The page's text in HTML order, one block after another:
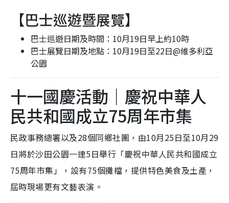
【巴士巡遊暨展覽】
巴士巡遊日期及時間：10月19日早上約10時
巴士展覽日期及地點：10月19日至22日@維多利亞
公園
十一國慶活動｜慶祝中華人
民共和國成立75周年市集
民政事務總署以及28個同鄉社團，由10月25日至10月29
日將於沙田公園一連5日舉行「慶祝中華人民共和國成立
75周年市集」，設有75個攤檔，提供特色美食及土產，
屆時現場更有文藝表演。